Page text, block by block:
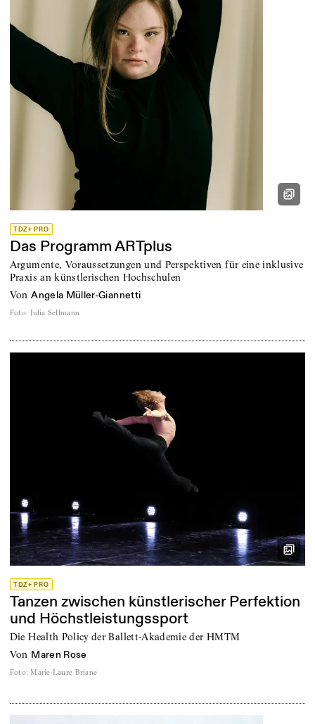
TDZ+ PRO
Das Programm ARTplus
Argumente, Voraussetzungen und Perspektiven für eine inklusive
Praxis an künstlerischen Hochschulen
von Angela Müller-Giannetti
Foto: Julia Sellmann
TDZ+ PRO
Tanzen zwischen künstlerischer Perfektion
und Höchstleistungssport
Die Health Policy der Ballett-Akademie der HMTM
von Maren Rose
Foto: Marie-Laure Briane